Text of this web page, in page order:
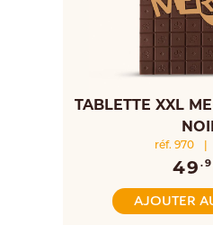
TABLETTE XXL
réf. 970
49
AJOUTER